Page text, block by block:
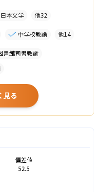
日本文学 他32
中学校教諭 他14
書館司書教諭
見る
偏差値
52.5